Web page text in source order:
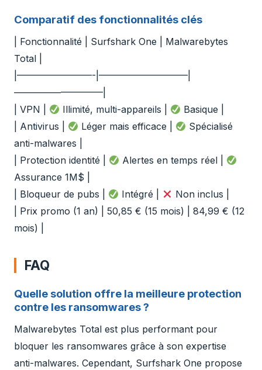
Comparatif des fonctionnalités clés
| Fonctionnalité | Surfshark One | Malwarebytes
Total |
|————————-|—————————–|
—————————–|
| VPN |
Illimité, multi-appareils |
Basique |
| Antivirus |
Léger mais efficace |
Spécialisé
anti-malwares |
| Protection identité |
Alertes en temps réel |
Assurance 1M$ |
| Bloqueur de pubs |
Intégré |
Non inclus |
| Prix promo (1 an) | 50,85 € (15 mois) | 84,99 € (12
mois) |
FAQ
Quelle solution offre la meilleure protection
contre les ransomwares ?
Malwarebytes Total est plus performant pour
bloquer les ransomwares grâce à son expertise
anti-malwares. Cependant, Surfshark One propose